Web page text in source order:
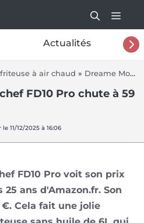
Actualités
à air chaud » Dreame Mova AeroChef FD10 Pro
FD10 Pro chute à 59
11/12/2025 à 16:06
FD10 Pro voit son prix
ans d'Amazon.fr. Son
Cela fait une jolie